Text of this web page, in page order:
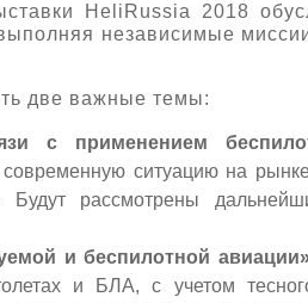
HeliRussia 2018
независимые
две важные темы:
с применением
ситуацию на
рассмотрены
и беспилотной
и БЛА, с учетом